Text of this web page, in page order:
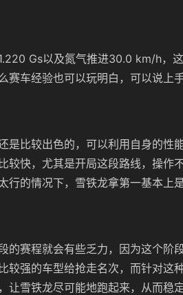
Gs以及氮气推进30.0 km/h，
赛车经验也可以玩明白，可以说上
是比较出色的，可以利用自身的性
较快，尤其是开局这段路线，操作
行的情况下，雪铁龙拿第一基本上是
的赛程就会有些乏力，因为这个阶
较强的车型给抢走名次，而针对这
让雪铁龙尽可能地跑起来，从而稳